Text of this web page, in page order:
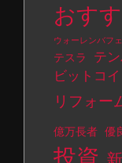
おす
ウォーレンバフ
テスラ テ
ビットコ
リフォー
億万長者 優